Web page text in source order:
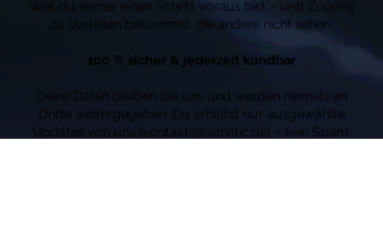
Weil du immer einen Schritt voraus bist – und Zugang
zu Vorteilen bekommst, die andere nicht sehen.
100 % sicher & jederzeit kündbar
Deine Daten bleiben bei uns und werden niemals an
Dritte weitergegeben. Du erhältst nur ausgewählte
Updates von uns ( kontakt@loonatic.de) – kein Spam,